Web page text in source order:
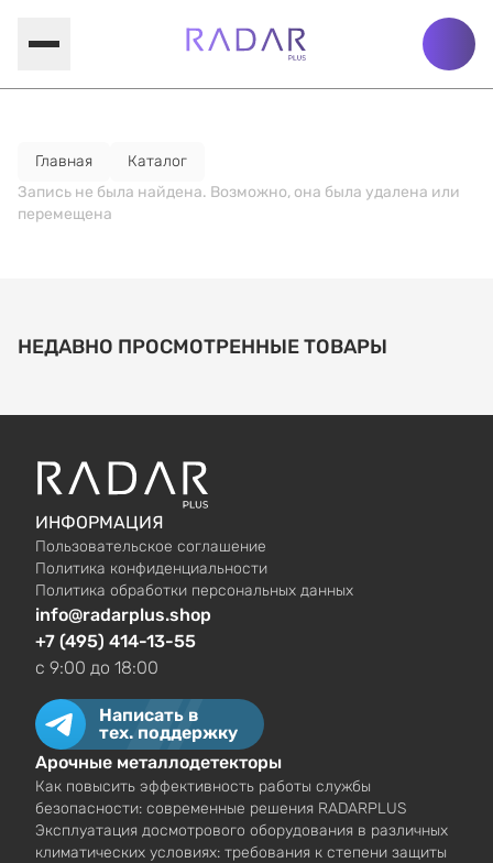
Главная
Каталог
Запись не была найдена. Возможно, она была удалена или
перемещена
НЕДАВНО ПРОСМОТРЕННЫЕ ТОВАРЫ
ИНФОРМАЦИЯ
Пользовательское соглашение
Политика конфиденциальности
Политика обработки персональных данных
info@radarplus.shop
+7 (495) 414-13-55
c 9:00 до 18:00
Написать в
тех. поддержку
Арочные металлодетекторы
Как повысить эффективность работы службы
безопасности: современные решения RADARPLUS
Эксплуатация досмотрового оборудования в различных
климатических условиях: требования к степени защиты